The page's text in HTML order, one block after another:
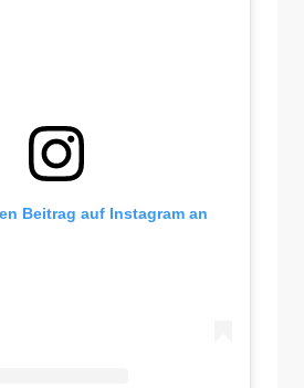
Beitrag auf Instagram an